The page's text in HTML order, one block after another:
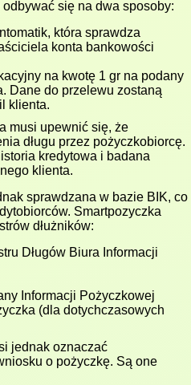
się na dwa sposoby:
która sprawdza
konta bankowości
na kwotę 1 gr na podany
Dane do przelewu zostaną
klienta.
musi upewnić się, że
długu przez pożyczkobiorcę.
kredytowa i badana
klienta.
sprawdzana w bazie BIK, co
Smartpozyczka
dłużników:
Długów Biura Informacji
Informacji Pożyczkowej
(dla dotychczasowych
jednak oznaczać
o pożyczkę. Są one